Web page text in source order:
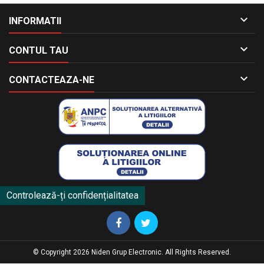
INFORMATII 
CONTUL TAU 
CONTACTEAZA-NE 
Controlează-ți confidențialitatea
© Copyright 2026 Niden Grup Electronic. All Rights Reserved.